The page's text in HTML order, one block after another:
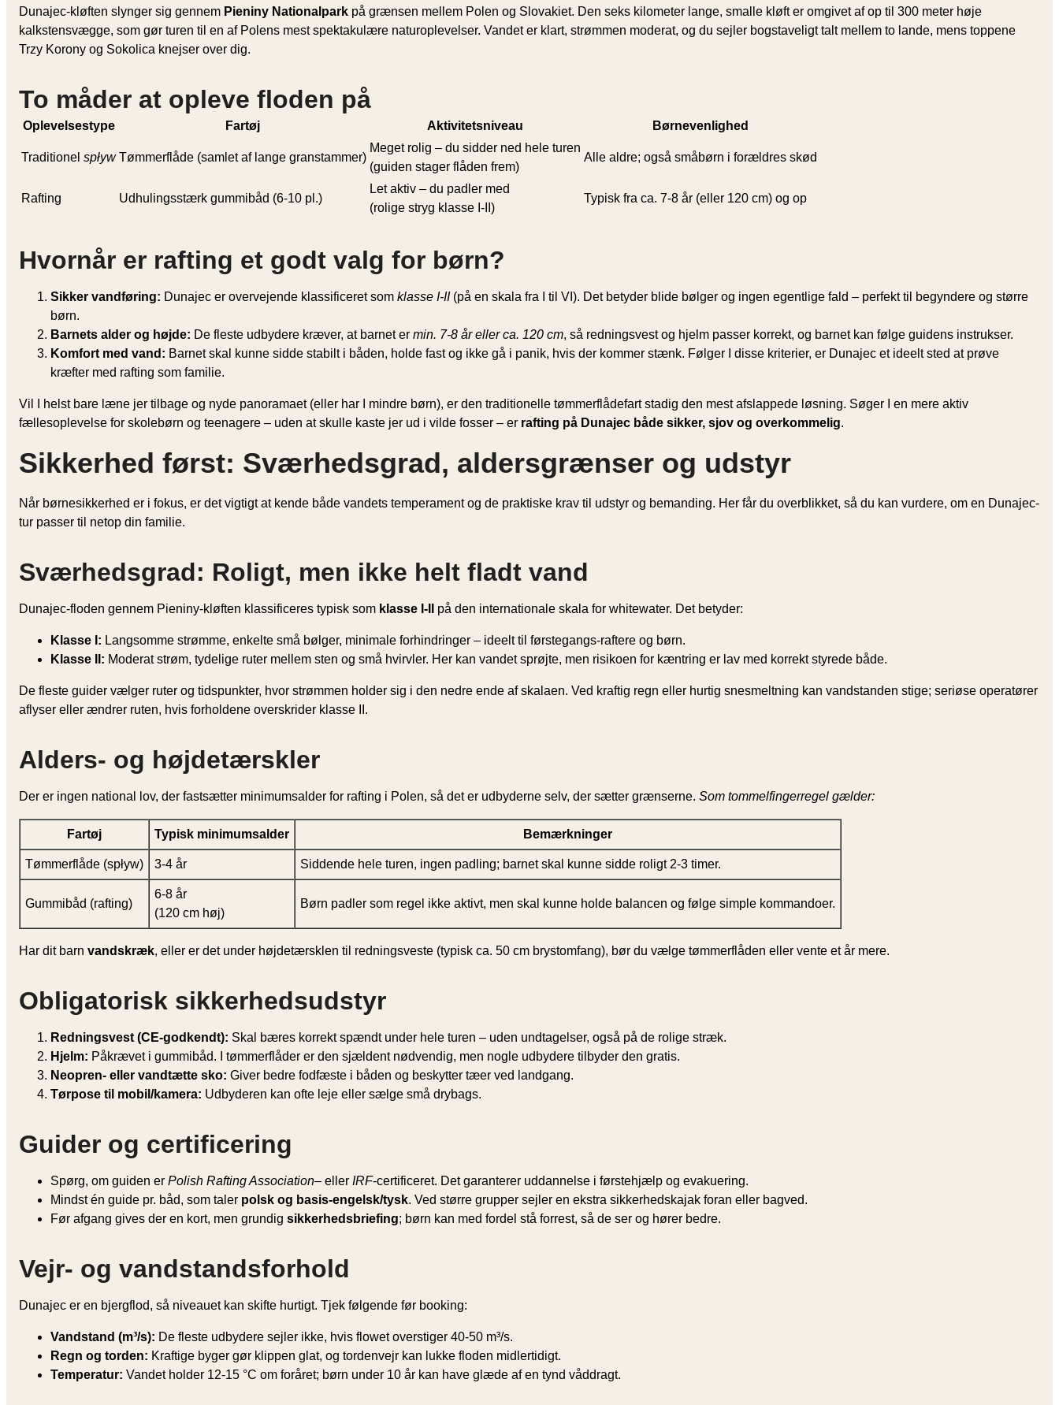
Dunajec-kløften slynger sig gennem Pieniny Nationalpark på grænsen mellem Polen og Slovakiet. Den seks kilometer lange, smalle kløft er omgivet af op til 300 meter høje
kalkstensvægge, som gør turen til en af Polens mest spektakulære naturoplevelser. Vandet er klart, strømmen moderat, og du sejler bogstaveligt talt mellem to lande, mens toppene
Trzy Korony og Sokolica knejser over dig.
To måder at opleve floden på
Oplevelsestype Fartøj Aktivitetsniveau Børnevenlighed
Traditionel spływ Tømmerflåde (samlet af lange granstammer)
Meget rolig – du sidder ned hele turen
(guiden stager flåden frem)
Alle aldre; også småbørn i forældres skød
Rafting Udhulings­stærk gummibåd (6-10 pl.)
Let aktiv – du padler med
(rolige stryg klasse I-II)
Typisk fra ca. 7-8 år (eller 120 cm) og op
Hvornår er rafting et godt valg for børn?
Sikker vandføring: Dunajec er overvejende klassificeret som klasse I-II(på en skala fra I til VI). Det betyder blide bølger og ingen egentlige fald – perfekt til begyndere og større
børn.
Barnets alder og højde: De fleste udbydere kræver, at barnet er min. 7-8 år eller ca. 120 cm, så redningsvest og hjelm passer korrekt, og barnet kan følge guidens instrukser.
Komfort med vand: Barnet skal kunne sidde stabilt i båden, holde fast og ikke gå i panik, hvis der kommer stænk. Følger I disse kriterier, er Dunajec et ideelt sted at prøve
kræfter med rafting som familie.
Vil I helst bare læne jer tilbage og nyde panoramaet (eller har I mindre børn), er den traditionelle tømmerflådefart stadig den mest afslappede løsning. Søger I en mere aktiv
fællesoplevelse for skolebørn og teenagere – uden at skulle kaste jer ud i vilde fosser – er rafting på Dunajec både sikker, sjov og overkommelig.
Sikkerhed først: Sværhedsgrad, aldersgrænser og udstyr
Når børnesikkerhed er i fokus, er det vigtigt at kende både vandets temperament og de praktiske krav til udstyr og bemanding. Her får du overblikket, så du kan vurdere, om en Dunajec-
tur passer til netop din familie.
Sværhedsgrad: Roligt, men ikke helt fladt vand
Dunajec-floden gennem Pieniny-kløften klassificeres typisk som klasse I-II på den internationale skala for whitewater. Det betyder:
Klasse I: Langsomme strømme, enkelte små bølger, minimale forhindringer – ideelt til førstegangs-raftere og børn.
Klasse II: Moderat strøm, tydelige ruter mellem sten og små hvirvler. Her kan vandet sprøjte, men risikoen for kæntring er lav med korrekt styrede både.
De fleste guider vælger ruter og tids­punkter, hvor strømmen holder sig i den nedre ende af skalaen. Ved kraftig regn eller hurtig snesmeltning kan vandstanden stige; seriøse operatører
aflyser eller ændrer ruten, hvis forholdene overskrider klasse II.
Alders- og højdetærskler
Der er ingen national lov, der fastsætter minimumsalder for rafting i Polen, så det er udbyderne selv, der sætter grænserne. Som tommelfingerregel gælder:
Fartøj Typisk minimumsalder Bemærkninger
Tømmerflåde (spływ) 3-4 år Siddende hele turen, ingen padling; barnet skal kunne sidde roligt 2-3 timer.
Gummibåd (rafting)
6-8 år
(120 cm høj)
Børn padler som regel ikke aktivt, men skal kunne holde balancen og følge simple kommandoer.
Har dit barn vandskræk, eller er det under højdetærsklen til redningsveste (typisk ca. 50 cm brystomfang), bør du vælge tømmerflåden eller vente et år mere.
Obligatorisk sikkerhedsudstyr
Redningsvest (CE-godkendt): Skal bæres korrekt spændt under hele turen – uden undtagelser, også på de rolige stræk.
Hjelm: Påkrævet i gummibåd. I tømmerflåder er den sjældent nødvendig, men nogle udbydere tilbyder den gratis.
Neopren- eller vandtætte sko: Giver bedre fodfæste i båden og beskytter tæer ved landgang.
Tørpose til mobil/kamera: Udbyderen kan ofte leje eller sælge små drybags.
Guider og certificering
Spørg, om guiden er Polish Rafting Association– eller IRF-certificeret. Det garanterer uddannelse i førstehjælp og evakuering.
Mindst én guide pr. båd, som taler polsk og basis-engelsk/tysk. Ved større grupper sejler en ekstra sikkerhedskajak foran eller bagved.
Før afgang gives der en kort, men grundig sikkerhedsbriefing; børn kan med fordel stå forrest, så de ser og hører bedre.
Vejr- og vandstandsforhold
Dunajec er en bjergflod, så niveauet kan skifte hurtigt. Tjek følgende før booking:
Vandstand (m³/s): De fleste udbydere sejler ikke, hvis flowet overstiger 40-50 m³/s.
Regn og torden: Kraftige byger gør klippen glat, og tordenvejr kan lukke floden midlertidigt.
Temperatur: Vandet holder 12-15 °C om foråret; børn under 10 år kan have glæde af en tynd våddragt.